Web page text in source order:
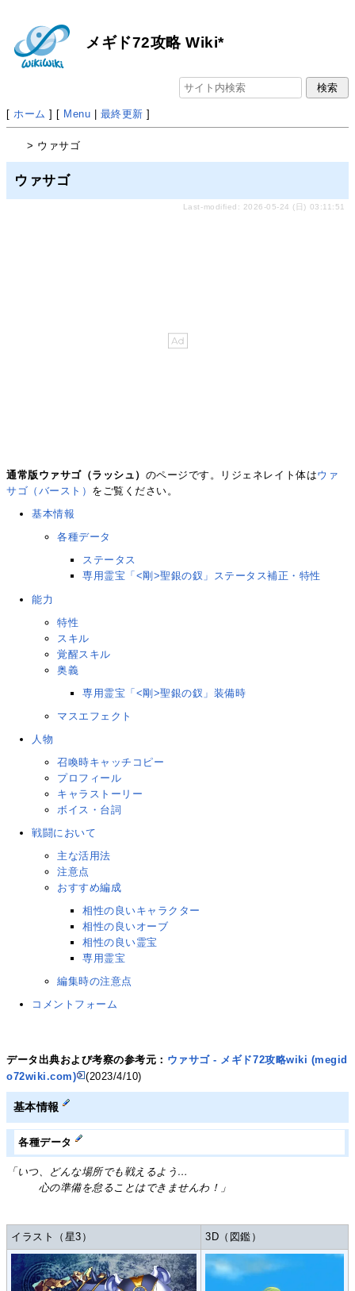
メギド72攻略 Wiki*
[ ホーム ] [ Menu | 最終更新 ]
> ウァサゴ
ウァサゴ
Last-modified: 2026-05-24 (日) 03:11:51
通常版ウァサゴ（ラッシュ） のページです。リジェネレイト体はウァ
サゴ（バースト） をご覧ください。
基本情報
各種データ
ステータス
専用霊宝「<剛>聖銀の釵」ステータス補正・特性
能力
特性
スキル
覚醒スキル
奥義
専用霊宝「<剛>聖銀の釵」装備時
マスエフェクト
人物
召喚時キャッチコピー
プロフィール
キャラストーリー
ボイス・台詞
戦闘において
主な活用法
注意点
おすすめ編成
相性の良いキャラクター
相性の良いオーブ
相性の良い霊宝
専用霊宝
編集時の注意点
コメントフォーム
データ出典および考察の参考元： ウァサゴ - メギド72攻略wiki (megid
o72wiki.com)
(2023/4/10)
基本情報
各種データ
「いつ、どんな場所でも戦えるよう…
心の準備を怠ることはできませんわ！」
イラスト（星3） 3D（図鑑）